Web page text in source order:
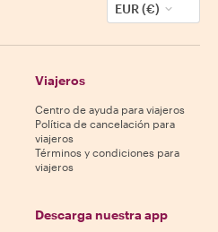
EUR (€)
Viajeros
Centro de ayuda para viajeros
Política de cancelación para
viajeros
Términos y condiciones para
viajeros
Descarga nuestra app